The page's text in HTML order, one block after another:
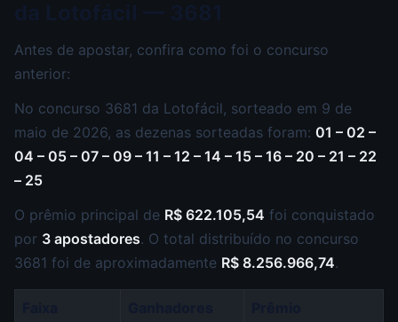
Antes de apostar, confira como foi o concurso
anterior:
No concurso 3681 da Lotofácil, sorteado em 9 de
maio de 2026, as dezenas sorteadas foram: 01 – 02 –
04 – 05 – 07 – 09 – 11 – 12 – 14 – 15 – 16 – 20 – 21 – 22
– 25
O prêmio principal de R$ 622.105,54 foi conquistado
por 3 apostadores. O total distribuído no concurso
3681 foi de aproximadamente R$ 8.256.966,74.